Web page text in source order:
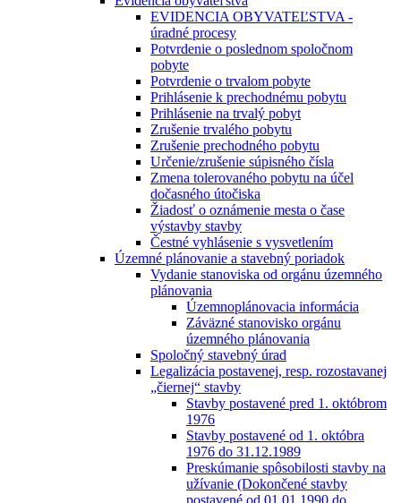
EVIDENCIA OBYVATEĽSTVA -
úradné procesy
Potvrdenie o poslednom spoločnom
pobyte
Potvrdenie o trvalom pobyte
Prihlásenie k prechodnému pobytu
Prihlásenie na trvalý pobyt
Zrušenie trvalého pobytu
Zrušenie prechodného pobytu
Určenie/zrušenie súpisného čísla
Zmena tolerovaného pobytu na účel
dočasného útočiska
Žiadosť o oznámenie mesta o čase
výstavby stavby
Čestné vyhlásenie s vysvetlením
Územné plánovanie a stavebný poriadok
Vydanie stanoviska od orgánu územného
plánovania
Územnoplánovacia informácia
Záväzné stanovisko orgánu
územného plánovania
Spoločný stavebný úrad
Legalizácia postavenej, resp. rozostavanej
„čiernej“ stavby
Stavby postavené pred 1. októbrom
1976
Stavby postavené od 1. októbra
1976 do 31.12.1989
Preskúmanie spôsobilosti stavby na
užívanie (Dokončené stavby